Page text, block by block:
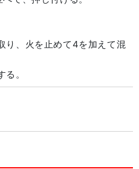
り、火を止めて4を加えて混
。